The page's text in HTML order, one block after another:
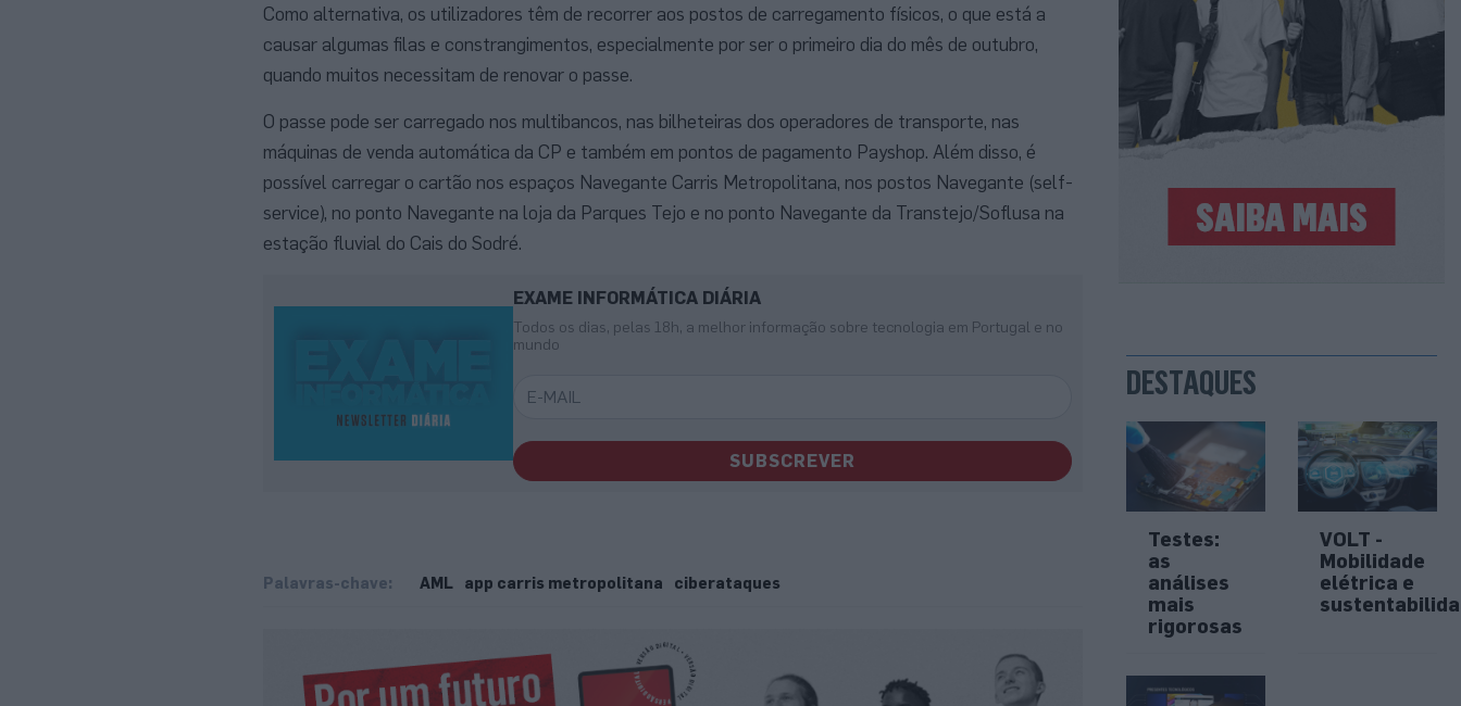
Como alternativa, os utilizadores têm de recorrer aos postos de carregamento físicos, o que está a
causar algumas filas e constrangimentos, especialmente por ser o primeiro dia do mês de outubro,
quando muitos necessitam de renovar o passe.
O passe pode ser carregado nos multibancos, nas bilheteiras dos operadores de transporte, nas
máquinas de venda automática da CP e também em pontos de pagamento Payshop. Além disso, é
possível carregar o cartão nos espaços Navegante Carris Metropolitana, nos postos Navegante (self-
service), no ponto Navegante na loja da Parques Tejo e no ponto Navegante da Transtejo/Soflusa na
estação fluvial do Cais do Sodré.
EXAME INFORMÁTICA DIÁRIA
Todos os dias, pelas 18h, a melhor informação sobre tecnologia em Portugal e no
mundo
SUBSCREVER
Palavras-chave: AML app carris metropolitana ciberataques
DESTAQUES
Testes:
as
análises
mais
rigorosas
VOLT -
Mobilidade
elétrica e